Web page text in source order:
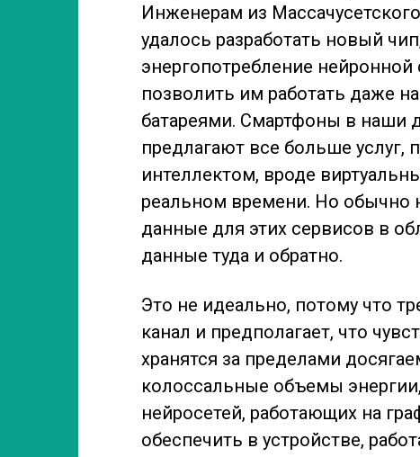
Инженерам из
удалось разработать новый
энергопотребление нейронной
позволить им работать даже
батареями. Смартфоны в наши
предлагают все больше
интеллектом, вроде
реальном времени. Но обычно
данные для этих сервисов в
данные туда и обратно.
Это не идеально, потому что
канал и предполагает, что
хранятся за пределами
колоссальные объемы
нейросетей, работающих на
обеспечить в устройстве,